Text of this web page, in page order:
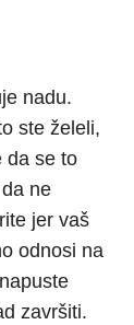
nadu.
ste želeli,
da se to
ne
jer vaš
odnosi na
završiti.